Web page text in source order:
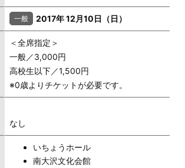
2017年 12月10日（日）
＜全席指定＞
一般／3,000円
高校生以下／1,500円
※0歳よりチケットが必要です。
なし
いちょうホール
南大沢文化会館